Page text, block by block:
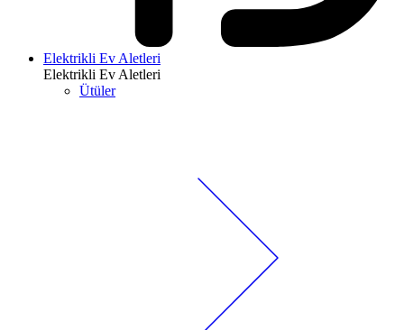
Elektrikli Ev Aletleri
Elektrikli Ev Aletleri
Ütüler